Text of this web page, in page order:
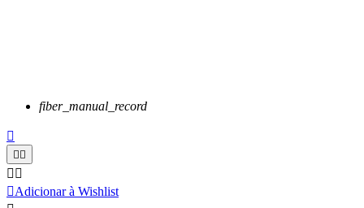
fiber_manual_record

 
 
Adicionar à Wishlist